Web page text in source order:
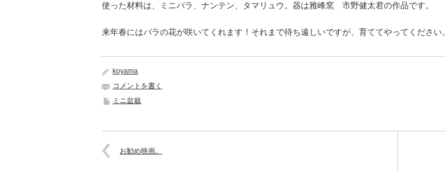
使った材料は、ミニバラ、ナンテン、タマリュウ。器は雅峰窯 市野健太君の作品です。
来年春にはバラの花が咲いてくれます！それまで待ち遠しいですが、育ててやってください。
koyama
コメントを書く
ミニ盆栽
お勧め映画。